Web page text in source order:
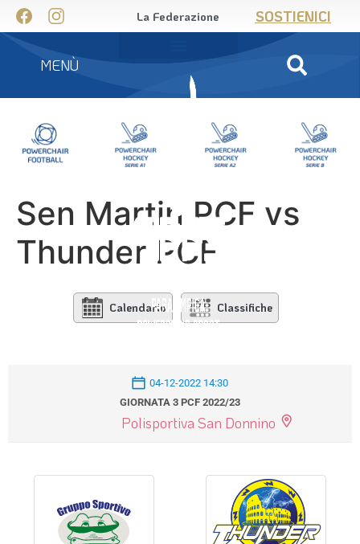
La Federazione SOSTIENICI
MENÙ
Sen Martin PCF vs
Thunder PCF
Calendario Classifiche
04-12-2022 14:30
GIORNATA 3 PCF 2022/23
Polisportiva San Donnino